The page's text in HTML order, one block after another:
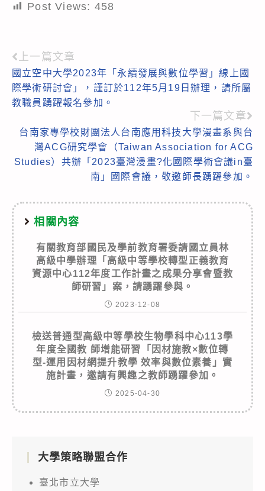
Post Views: 458
Read
more
articles
上一篇文章
國立空中大學2023年「永續發展與數位學習」線上國
際學術研討會」，謹訂於112年5月19日辦理，請所屬
教職員踴躍報名參加。
下一篇文章
台南家專學校財團法人台南應用科技大學漫畫系與台
灣ACG研究學會（Taiwan Association for ACG
Studies）共辦「2023臺灣漫畫?化國際學術會議in臺
南」國際會議，敬邀師長踴躍參加。
相關內容
有關教育部國民及學前教育署委請國立員林
高級中學辦理「高級中等學校轉型正義教育
資源中心112年度工作計畫之成果分享會暨教
師研習」案，請踴躍參與。
2023-12-08
檢送普通型高級中等學校生物學科中心113學
年度全國教 師增能研習「因材施教×數位轉
型-運用因材網提升教學 效率與數位素養」實
施計畫，邀請有興趣之教師踴躍參加。
2025-04-30
大學策略聯盟合作
臺北市立大學